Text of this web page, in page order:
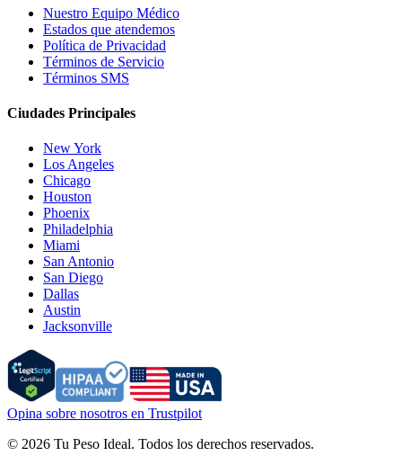
Nuestro Equipo Médico
Estados que atendemos
Política de Privacidad
Términos de Servicio
Términos SMS
Ciudades Principales
New York
Los Angeles
Chicago
Houston
Phoenix
Philadelphia
Miami
San Antonio
San Diego
Dallas
Austin
Jacksonville
Opina sobre nosotros en Trustpilot
© 2026 Tu Peso Ideal. Todos los derechos reservados.